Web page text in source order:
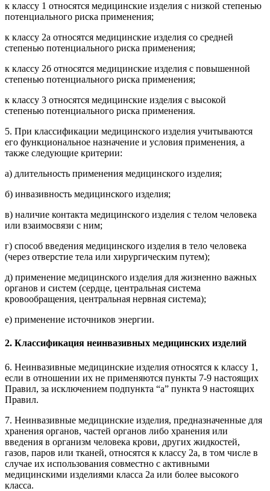
к классу 1 относятся медицинские изделия с низкой степенью
потенциального риска применения;
к классу 2а относятся медицинские изделия со средней
степенью потенциального риска применения;
к классу 2б относятся медицинские изделия с повышенной
степенью потенциального риска применения;
к классу 3 относятся медицинские изделия с высокой
степенью потенциального риска применения.
5. При классификации медицинского изделия учитываются
его функциональное назначение и условия применения, а
также следующие критерии:
а) длительность применения медицинского изделия;
б) инвазивность медицинского изделия;
в) наличие контакта медицинского изделия с телом человека
или взаимосвязи с ним;
г) способ введения медицинского изделия в тело человека
(через отверстие тела или хирургическим путем);
д) применение медицинского изделия для жизненно важных
органов и систем (сердце, центральная система
кровообращения, центральная нервная система);
е) применение источников энергии.
2. Классификация неинвазивных медицинских изделий
6. Неинвазивные медицинские изделия относятся к классу 1,
если в отношении их не применяются пункты 7-9 настоящих
Правил, за исключением подпункта “а” пункта 9 настоящих
Правил.
7. Неинвазивные медицинские изделия, предназначенные для
хранения органов, частей органов либо хранения или
введения в организм человека крови, других жидкостей,
газов, паров или тканей, относятся к классу 2а, в том числе в
случае их использования совместно с активными
медицинскими изделиями класса 2а или более высокого
класса.